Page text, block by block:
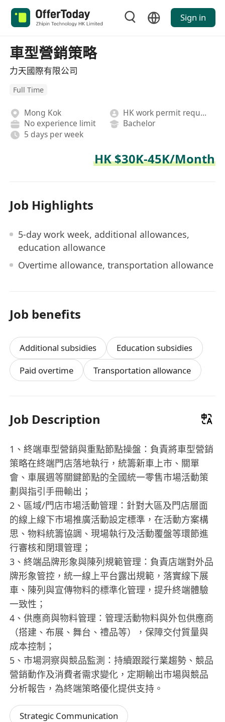
Sign in
車型營銷策略
力天國際有限公司
Full Time
Mong Kok
HK work permit required
No experience limit
Bachelor
5 days per week
HK $30K-45K/Month
Job Highlights
5-day work week, additional allowances,
education allowance
Overtime allowance, transportation allowance
Job benefits
Additional subsidies
Education subsidies
Paid overtime
Transportation allowance
Job Description
1、終端車型營銷與重點節點操盤：負責將車型營銷
策略在終端門店落地執行，統籌新車上市、關單
會、車展週等關鍵節點的全國統一零售市場活動策
劃與指引手冊輸出；
2、區域/門店市場活動管理：針對大區及門店層面
的線上線下市場推廣活動設定標準，在活動方案構
思、物料統籌協調、現場執行及活動覆盤等環節進
行審核和閉環管理；
3、終端品牌形象與陳列規範管理：負責店端對外品
牌形象管控，統一線上平台露出規範，落實線下展
車、陳列與宣傳物料的標準化管理，提升終端體驗
一致性；
4、供應商與物料管理：管理活動物料與外包供應商
（搭建、布展、舞台、禮品等），保障交付質量與
成本控制；
5、市場洞察與競品監測：持續跟蹤行業趨勢、競品
營銷動作及消費者需求變化，定期輸出市場與競品
分析報告，為終端策略優化提供支持。
Strategic Communication